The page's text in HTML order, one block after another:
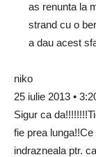
as renunta la
strand cu o
a dau acest
niko
25 iulie 2013 •
Sigur ca
fie prea
indrazneala ptr.